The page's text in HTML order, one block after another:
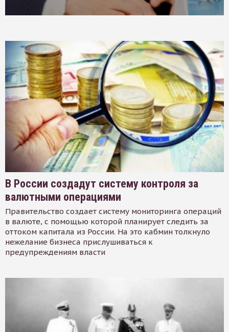
В России создадут систему контроля за
валютными операциями
Правительство создает систему мониторинга операций
в валюте, с помощью которой планирует следить за
оттоком капитала из России. На это кабмин толкнуло
нежелание бизнеса прислушиваться к
предупреждениям власти